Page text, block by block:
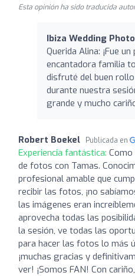
Esta opinión ha sido traducida
Ibiza Wedding
Querida Alina: ¡Fue
encantadora familia
disfruté del buen
durante nuestra
grande y mucho
Robert Boekel Publicada en
Experiencia fantástica: Como
de fotos con Tamas.
profesional amable que
recibir las fotos, ¡no
las imágenes eran
aprovecha todas las
la sesión, ve todas las
para hacer las fotos lo más
¡muchas gracias y
ver! ¡Somos FAN! Con